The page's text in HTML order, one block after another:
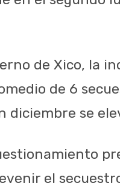
de Xico, la
de 6
diciembre se
el